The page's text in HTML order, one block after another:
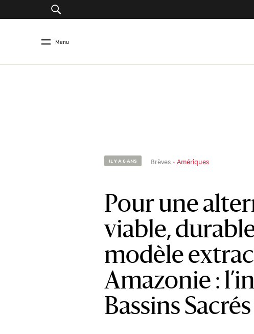
Menu
IL Y A 6 ANS Brèves Amériques
Pour une
viable,
modèle
Amazonie :
Bassins Sacrés